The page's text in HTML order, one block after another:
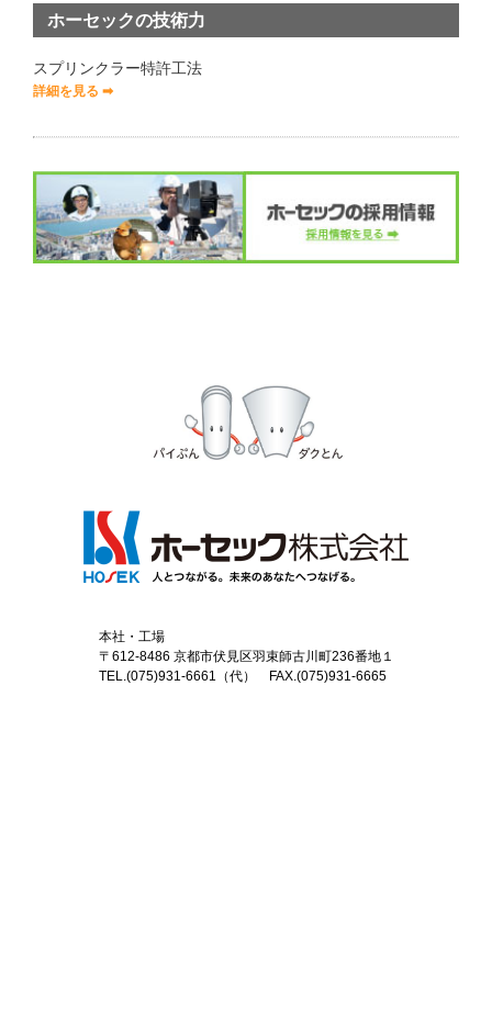
ホーセックの技術力
スプリンクラー特許工法
詳細を見る ➡︎
本社・工場
〒612-8486 京都市伏見区羽束師古川町236番地１
TEL.(075)931-6661（代） FAX.(075)931-6665